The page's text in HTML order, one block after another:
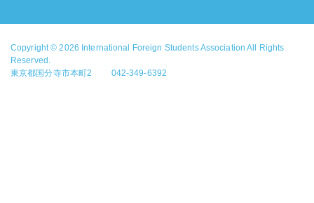
Copyright © 2026 International Foreign Students Association All Rights
Reserved.
東京都国分寺市本町2 042-349-6392